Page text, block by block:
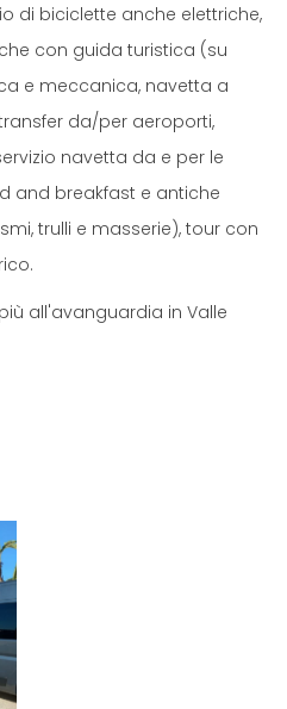
di biciclette anche elettriche,
con guida turistica (su
e meccanica, navetta a
da/per aeroporti,
navetta da e per le
and breakfast e antiche
trulli e masserie), tour con
all'avanguardia in Valle